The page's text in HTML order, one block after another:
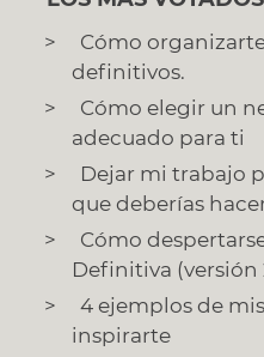
Cómo
definitivos.
Cómo elegir un
adecuado para ti
Dejar mi trabajo
que deberías
Cómo
Definitiva (versión
4 ejemplos de
inspirarte